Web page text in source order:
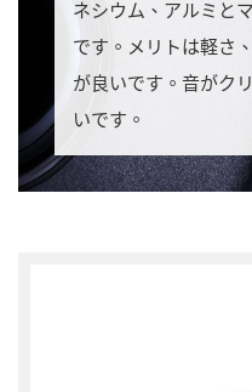
ネシウム、アルミと
です。メリトは軽さ
が良いです。音がク
いです。